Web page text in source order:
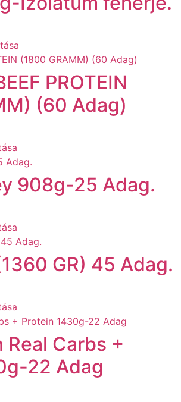
PROTEIN
(60 Adag)
908g-25 Adag.
GR) 45 Adag.
Carbs +
22 Adag